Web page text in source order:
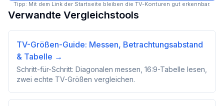
Tipp: Mit dem Link der Startseite bleiben die TV-Konturen gut erkennbar.
Verwandte Vergleichstools
TV-Größen-Guide: Messen, Betrachtungsabstand
& Tabelle →
Schritt-für-Schritt: Diagonalen messen, 16:9-Tabelle lesen,
zwei echte TV-Größen vergleichen.